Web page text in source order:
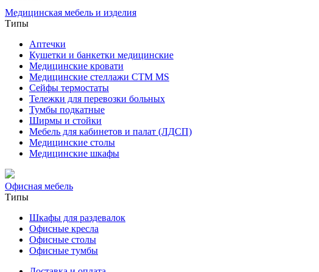
Медицинская мебель и изделия
Типы
Аптечки
Кушетки и банкетки медицинские
Медицинские кровати
Медицинские стеллажи CTM MS
Сейфы термостаты
Тележки для перевозки больных
Тумбы подкатные
Ширмы и стойки
Мебель для кабинетов и палат (ЛДСП)
Медицинские столы
Медицинские шкафы
Офисная мебель
Типы
Шкафы для раздевалок
Офисные кресла
Офисные столы
Офисные тумбы